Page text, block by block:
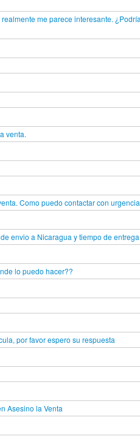
me parece interesante.
venta.
Como puedo contactar con
envio a Nicaragua y tiempo de
lo puedo hacer??
por favor espero su respuesta
Asesino la Venta